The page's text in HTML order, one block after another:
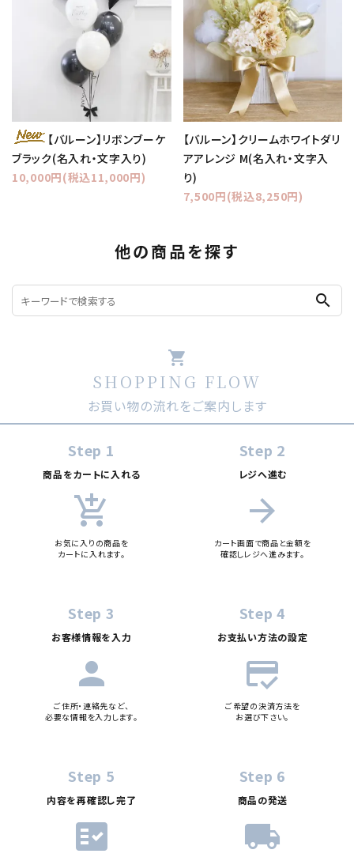
【バルーン】リボンブーケ
ブラック(名入れ・文字入り)
10,000円(税込11,000円)
【バルーン】クリームホワイトダリ
アアレンジ M(名入れ・文字入
り)
7,500円(税込8,250円)
他の商品を探す
search
shopping_cart
SHOPPING FLOW
お買い物の流れをご案内します
Step 1
商品をカートに入れる
add_shopping_cart
お気に入りの商品を
カートに入れます。
Step 2
レジへ進む
arrow_forward
カート画面で商品と金額を
確認しレジへ進みます。
Step 3
お客様情報を入力
person
ご住所・連絡先など、
必要な情報を入力します。
Step 4
お支払い方法の設定
credit_score
ご希望の決済方法を
お選び下さい。
Step 5
内容を再確認し完了
fact_check
Step 6
商品の発送
local_shipping